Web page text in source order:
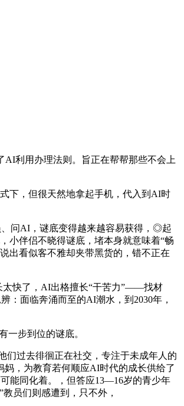
利用办理法则。旨正在帮帮那些不会上
下，但很天然地拿起手机，代入到AI时
问AI，谜底变得越来越容易获得，◎起
小伴侣不晓得谜底，堵本身就意味着“畅
出看似客不雅却夹带黑货的，错不正在
快了，AI出格擅长“干苦力”——找材
：面临奔涌而至的AI潮水，到2030年，
步到位的谜底。
过去徘徊正在社交，专注于未成年人的
妈，为教育若何顺应AI时代的成长供给了
能同化着。，但答应13—16岁的青少年
员们则感遭到，只不外，